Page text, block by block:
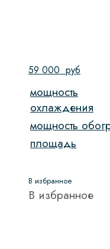
59 000 руб
мощность
охлаждения
мощность
площадь
В избранное
В избранное